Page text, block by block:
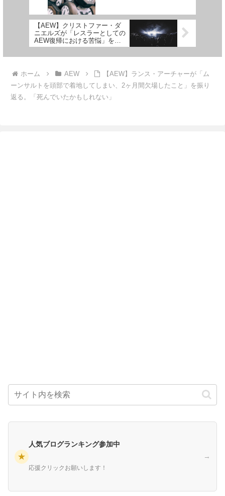
【AEW】クリストファー・ダ
ニエルズが「レスラーとしての
AEW復帰における苦悩」を語
る
ホーム AEW
【AEW】ランス・アーチャーが「ム
ーンサルトを頭部で着地してしまい、2ヶ月間欠場したこと」を振り
返る。「死んでいたかもしれない」
★
人気ブログランキング参加中
応援クリックお願いします！
→